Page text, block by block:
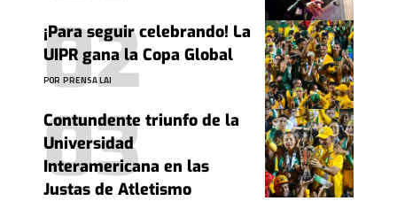
¡Para seguir celebrando! La
UIPR gana la Copa Global
POR PRENSA LAI
Contundente triunfo de la
Universidad
Interamericana en las
Justas de Atletismo